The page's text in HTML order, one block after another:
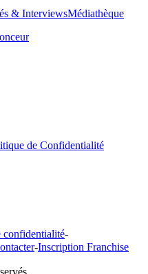
& InterviewsMédiathèque
de Confidentialité
confidentialité-
-Inscription Franchise